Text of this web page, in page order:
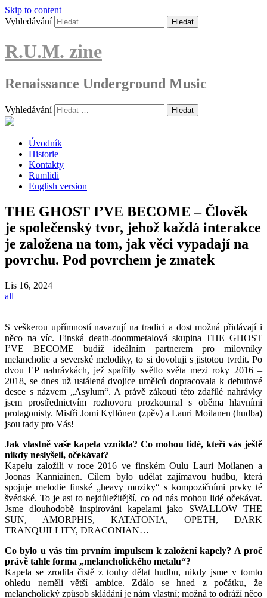
Skip to content
Vyhledávání
R.U.M. zine
Renaissance Underground Music
Vyhledávání
Úvodník
Historie
Kontakty
Rumlidi
English version
THE GHOST I’VE BECOME – Člověk
je společenský tvor, jehož každá interakce
je založena na tom, jak věci vypadají na
povrchu. Pod povrchem je zmatek
Lis 16, 2024
all
S veškerou upřímností navazují na tradici a dost možná přidávají i
něco na víc. Finská death-doommetalová skupina THE GHOST
I’VE BECOME budiž ideálním partnerem pro milovníky
melancholie a severské melodiky, to si dovoluji s jistotou tvrdit. Po
dvou EP nahrávkách, jež spatřily světlo světa mezi roky 2016 –
2018, se dnes už ustálená dvojice umělců dopracovala k debutové
desce s názvem „Asylum“. A právě zákoutí této zdařilé nahrávky
jsem prostřednictvím rozhovoru prozkoumal s oběma hlavními
protagonisty. Mistři Jomi Kyllönen (zpěv) a Lauri Moilanen (hudba)
jsou tady pro Vás!
Jak vlastně vaše kapela vznikla? Co mohou lidé, kteří vás ještě
nikdy neslyšeli, očekávat?
Kapelu založili v roce 2016 ve finském Oulu Lauri Moilanen a
Joonas Kanniainen. Cílem bylo udělat zajímavou hudbu, která
spojuje melodie finské „heavy muziky“ s kompozičními prvky té
švédské. To je asi to nejdůležitější, co od nás mohou lidé očekávat.
Jsme dlouhodobě inspirováni kapelami jako SWALLOW THE
SUN, AMORPHIS, KATATONIA, OPETH, DARK
TRANQUILLITY, DRACONIAN…
Co bylo u vás tím prvním impulsem k založení kapely? A proč
právě tahle forma „melancholického metalu“?
Kapela se zrodila čistě z touhy dělat hudbu, nikdy jsme v tomto
ohledu neměli větší ambice. Zdálo se hned z počátku, že
melancholický způsob skládání je nám vlastní; možná to odráží něco